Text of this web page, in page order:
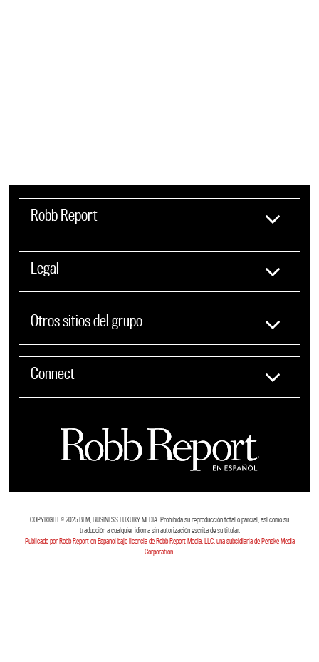
Robb Report
Legal
Otros sitios del grupo
Connect
COPYRIGHT ©️ 2025 BLM, BUSINESS LUXURY MEDIA. Prohibida su reproducción total o parcial, así como su
traducción a cualquier idioma sin autorización escrita de su titular.
Publicado por Robb Report en Español bajo licencia de Robb Report Media, LLC, una subsidiaria de Penske Media
Corporation